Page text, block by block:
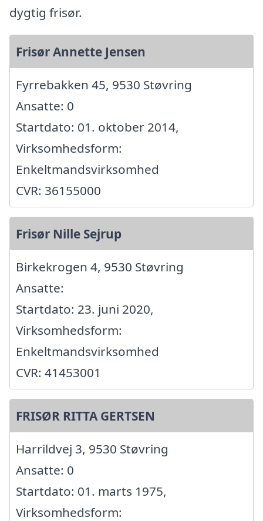
dygtig frisør.
Frisør Annette Jensen
Fyrrebakken 45, 9530 Støvring
Ansatte: 0
Startdato: 01. oktober 2014,
Virksomhedsform:
Enkeltmandsvirksomhed
CVR: 36155000
Frisør Nille Sejrup
Birkekrogen 4, 9530 Støvring
Ansatte:
Startdato: 23. juni 2020,
Virksomhedsform:
Enkeltmandsvirksomhed
CVR: 41453001
FRISØR RITTA GERTSEN
Harrildvej 3, 9530 Støvring
Ansatte: 0
Startdato: 01. marts 1975,
Virksomhedsform: